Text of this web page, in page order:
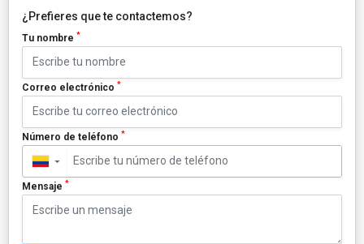
¿Prefieres que te contactemos?
Tu nombre *
Correo electrónico *
Número de teléfono *
▼
Mensaje *